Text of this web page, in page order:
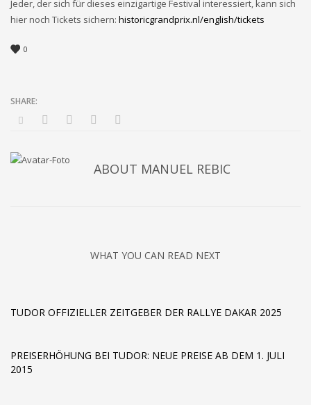
Jeder, der sich für dieses einzigartige Festival interessiert, kann sich
hier noch Tickets sichern: historicgrandprix.nl/english/tickets
0
ABOUT MANUEL REBIC
WHAT YOU CAN READ NEXT
TUDOR OFFIZIELLER ZEITGEBER DER RALLYE DAKAR 2025
PREISERHÖHUNG BEI TUDOR: NEUE PREISE AB DEM 1. JULI
2015